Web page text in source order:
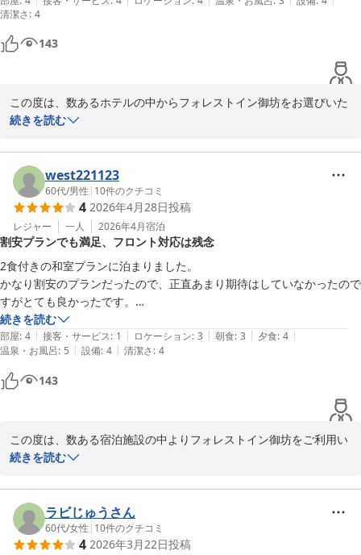
また今回は釣果にも恵まれたとのこと、楽しい御坊でのご滞在とな
りましたことを大変嬉しく思っております。
これからもお客様にお選びいただけるホテルであり続けられるよ
で、引き続きのご愛顧のほど、何卒よろしくお願い申し上げます。
お客様のお帰りを心よりお待ちしております。
フォレストイン御坊　西本
フォレスト イン 御坊
2026-03-06
清潔さ: 4
143
この度は、数あるホテルの中からフォレストイン御坊をお選びいた
だき、誠にありがとうございます。心より御礼申し上げます。
当日のご予約にもかかわらず、「あたりでした」とのお言葉を頂戴
し、大変嬉しく拝見いたしました。
また、お部屋の清潔感につきましてもご満足いただけたご様子で、
スタッフ一同安心いたしました。
当ホテルでは、当日深夜0時までご予約を承っており、急なご宿泊
にも対応できるよう努めております。
ご自宅のようにリラックスしてお過ごしいただける空間づくりを目
指し、土足厳禁の運用や日々の清掃・メンテナンスにも力を入れて
おります。
この度は、お忙しい中ご投稿いただき誠にありがとうございます。
これからもお客様にお選びいただけるホテルであり続けられるよ
う、スタッフ一同、尚一層のサービス向上に努めてまいりますの
で、引き続きのご愛顧のほど何卒よろしくお願い申し上げます。
2026-04-17
続きを読む
west221123
60代/男性 | 10件のクチコミ
4 2026年4月28日投稿
レジャー 一人 2026年4月宿泊
割安プランでも満足、フロント対応は残念
2食付きの和室プランに泊まりました。
かなり割安のプランだったので、正直あまり期待はしていなかったので
すがとても良かったです。
部屋はトイレと洗面台がついて畳も清潔感がありました。
大浴場は広くていいですね。
夕飯もメニューの選択肢が多くて美味しかったです。
ただ一点だけちょっと残念に思ったのは、チェックインの際のフロント
チェックイン時フロントには5〜6人の職員がいましたが、誰一人挨拶
がありませんでした。こちらから「いいですか」と声を掛けてようやく
女性の職員が対応する始末で挨拶も笑顔もなく、無愛想な対応でした。
続きを読む
部屋: 4 | 接客・サービス: 1 | ロケーション: 3 | 朝食: 3 | 夕食: 4 |
温泉・お風呂: 5 | 設備: 4 | 清潔さ: 4
143
この度は、数ある宿泊施設の中よりフォレストイン御坊をご利用い
ただき、誠にありがとうございます。
しかしながら、チェックイン時のフロント対応につきましては、ご
不快な思いをおかけし誠に申し訳ございませんでした。
本来であれば、お客様をお迎えする大切な場面において、明るい挨
拶と丁寧な対応を徹底すべきところ、それができておらず深く反省
続きを読む
ラビじゅうさん
60代/女性 | 10件のクチコミ
4 2026年3月22日投稿